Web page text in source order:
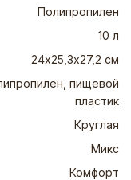
Полипропилен
10 л
24х25,3х27,2 см
пищевой
пластик
Круглая
Микс
Комфорт